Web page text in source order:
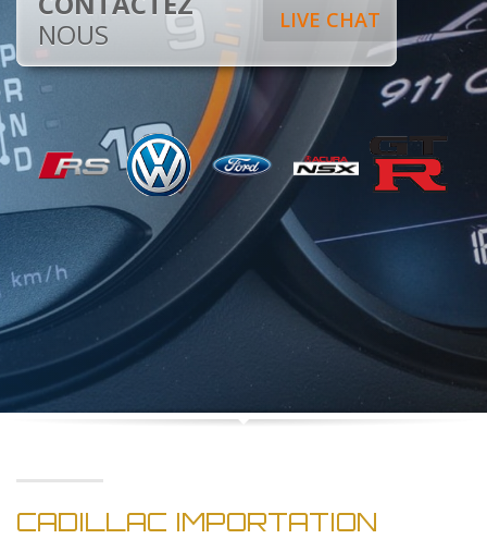
LIVE CHAT
NOUS
CADILLAC IMPORTATION